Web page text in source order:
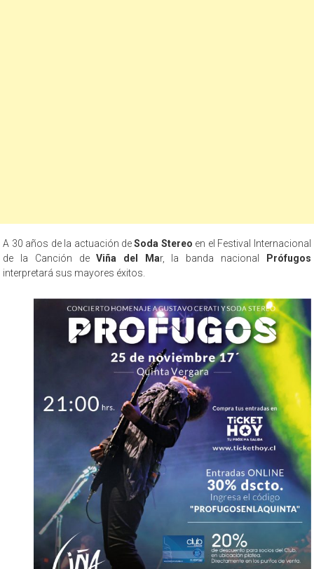
A 30 años de la actuación deSoda Stereo en el Festival Internacional
de la Canción deViña del Mar, la banda nacional
Prófugos
interpretará sus mayores éxitos.